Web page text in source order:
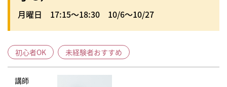
月曜日 17:15～18:30 10/6～10/27
初心者OK 未経験者おすすめ
講師